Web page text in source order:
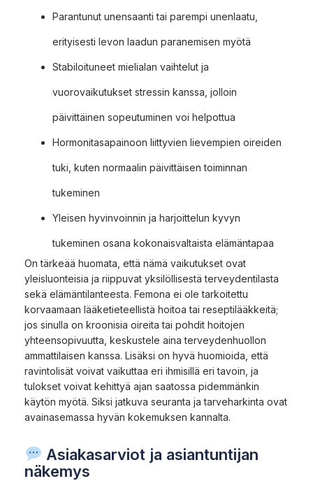
Parantunut unensaanti tai parempi unenlaatu,
erityisesti levon laadun paranemisen myötä
Stabiloituneet mielialan vaihtelut ja
vuorovaikutukset stressin kanssa, jolloin
päivittäinen sopeutuminen voi helpottua
Hormonitasapainoon liittyvien lievempien oireiden
tuki, kuten normaalin päivittäisen toiminnan
tukeminen
Yleisen hyvinvoinnin ja harjoittelun kyvyn
tukeminen osana kokonaisvaltaista elämäntapaa
On tärkeää huomata, että nämä vaikutukset ovat
yleisluonteisia ja riippuvat yksilöllisestä terveydentilasta
sekä elämäntilanteesta. Femona ei ole tarkoitettu
korvaamaan lääketieteellistä hoitoa tai reseptilääkkeitä;
jos sinulla on kroonisia oireita tai pohdit hoitojen
yhteensopivuutta, keskustele aina terveydenhuollon
ammattilaisen kanssa. Lisäksi on hyvä huomioida, että
ravintolisät voivat vaikuttaa eri ihmisillä eri tavoin, ja
tulokset voivat kehittyä ajan saatossa pidemmänkin
käytön myötä. Siksi jatkuva seuranta ja tarveharkinta ovat
avainasemassa hyvän kokemuksen kannalta.
Asiakasarviot ja asiantuntijan
näkemys